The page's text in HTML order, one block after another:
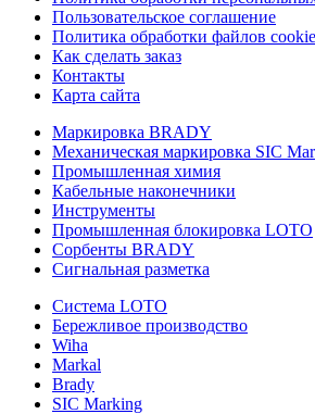
Пользовательское соглашение
Политика обработки файлов cookie
Как сделать заказ
Контакты
Карта сайта
Маркировка BRADY
Механическая маркировка SIC
Промышленная химия
Кабельные наконечники
Инструменты
Промышленная блокировка LOTO
Сорбенты BRADY
Сигнальная разметка
Система LOTO
Бережливое производство
Wiha
Markal
Brady
SIC Marking